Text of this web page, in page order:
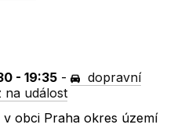
- 19:35 -
dopravní
na událost
obci Praha okres území